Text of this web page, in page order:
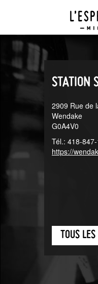
Aller
menu
principal
Aller
contenu
principal
STATION
2909 Rue de
Wendake
G0A4V0
Tél.: 418-
https://
TOUS